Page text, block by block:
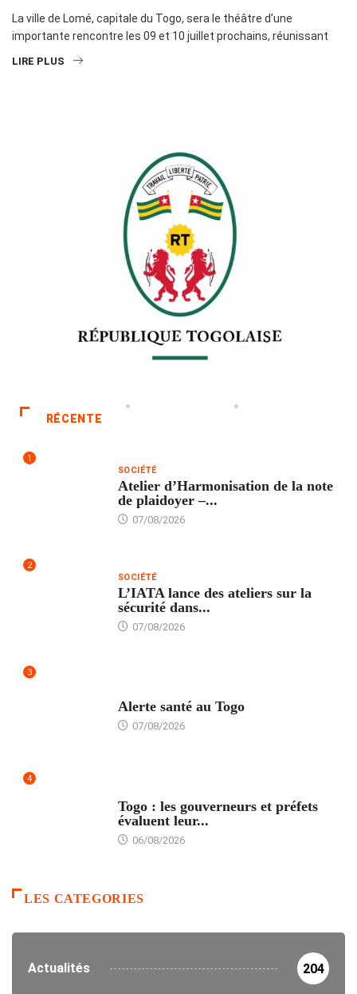
La ville de Lomé, capitale du Togo, sera le théâtre d’une
importante rencontre les 09 et 10 juillet prochains, réunissant
LIRE PLUS
RÉCENTE
1
SOCIÉTÉ
Atelier d’Harmonisation de la note
de plaidoyer –...
07/08/2026
2
SOCIÉTÉ
L’IATA lance des ateliers sur la
sécurité dans...
07/08/2026
3
Alerte santé au Togo
07/08/2026
4
Togo : les gouverneurs et préfets
évaluent leur...
06/08/2026
LES CATEGORIES
Actualités 204